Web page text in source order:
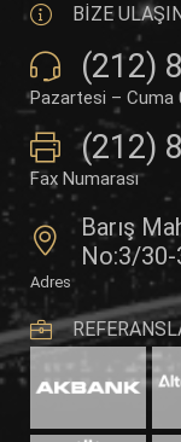
BİZE
(212)
Pazartesi – Cuma
(212)
Fax Numarası
Barış
No:3/
Adres